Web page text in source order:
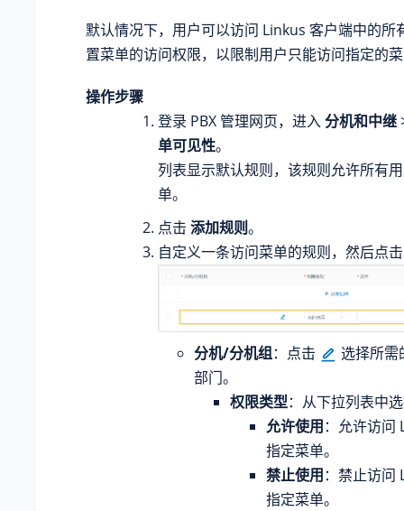
默认情况下，用户可以访问 Linkus 客户端中的所
置菜单的访问权限，以限制用户只能访问指定的
操作步骤
登录 PBX 管理网页，进入分机和中继
单可见性。
列表显示默认规则，该规则允许所有
单。
点击 添加规则。
自定义一条访问菜单的规则，然后点
分机/分机组：点击
选择所需
部门。
权限类型：从下拉列表中
允许使用：允许访问
指定菜单。
禁止使用：禁止访问
指定菜单。